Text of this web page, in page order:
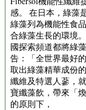
感。 在日本，綠藻
綠藻列為機能性食
合綠藻生長的環境
國探索頻道都將綠
告：「全世界最好
取出綠藻精華成份
纖維及特選人蔘，
寶纖藻飲，帶來「
的原則下，